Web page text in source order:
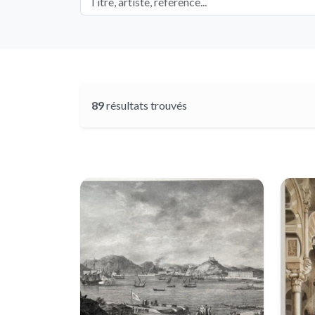
89résultats trouvés